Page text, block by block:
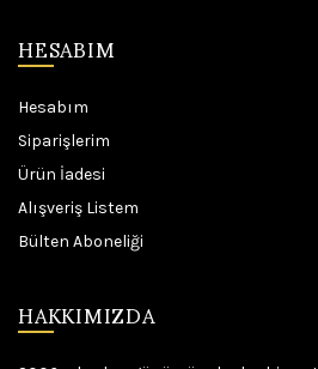
HESABIM
Hesabım
Siparişlerim
Ürün İadesi
Alışveriş Listem
Bülten Aboneliği
HAKKIMIZDA